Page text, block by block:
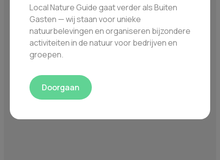
Local Nature Guide gaat verder als Buiten
Gasten — wij staan voor unieke
natuurbelevingen en organiseren bijzondere
activiteiten in de natuur voor bedrijven en
groepen.
Doorgaan